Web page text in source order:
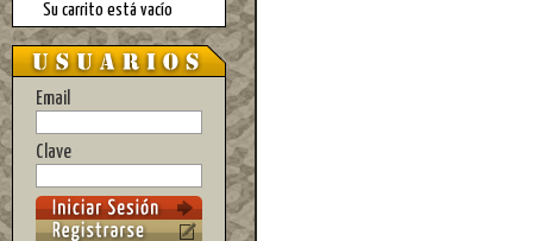
Su carrito está vacío
Email
Clave